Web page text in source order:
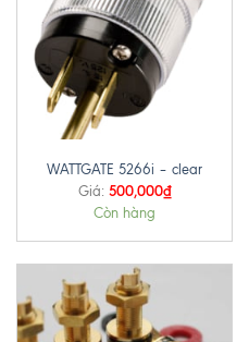
WATTGATE 5266i – clear
Giá: 500,000₫
Còn hàng